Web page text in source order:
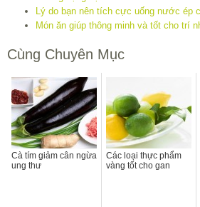
Lý do bạn nên tích cực uống nước ép
Món ăn giúp thông minh và tốt cho trí
Cùng Chuyên Mục
Cà tím giảm cân ngừa
ung thư
Các loại thực phẩm
vàng tốt cho gan